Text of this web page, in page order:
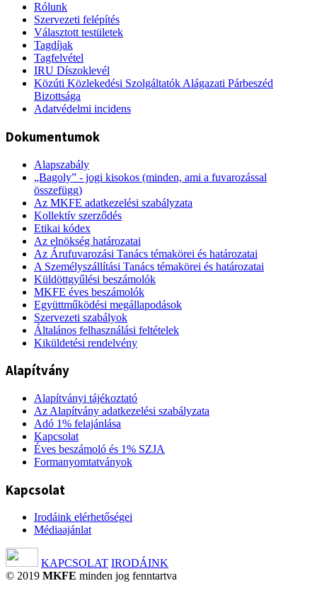
Rólunk
Szervezeti felépítés
Választott testületek
Tagdíjak
Tagfelvétel
IRU Díszoklevél
Közúti Közlekedési Szolgáltatók Alágazati Párbeszéd
Bizottsága
Adatvédelmi incidens
Dokumentumok
Alapszabály
„Bagoly” - jogi kisokos (minden, ami a fuvarozással
összefügg)
Az MKFE adatkezelési szabályzata
Kollektív szerződés
Etikai kódex
Az elnökség határozatai
Az Árufuvarozási Tanács témakörei és határozatai
A Személyszállítási Tanács témakörei és határozatai
Küldöttgyűlési beszámolók
MKFE éves beszámolók
Együttműködési megállapodások
Szervezeti szabályok
Általános felhasználási feltételek
Kiküldetési rendelvény
Alapítvány
Alapítványi tájékoztató
Az Alapítvány adatkezelési szabályzata
Adó 1% felajánlása
Kapcsolat
Éves beszámoló és 1% SZJA
Formanyomtatványok
Kapcsolat
Irodáink elérhetőségei
Médiaajánlat
KAPCSOLAT IRODÁINK
© 2019 MKFE minden jog fenntartva